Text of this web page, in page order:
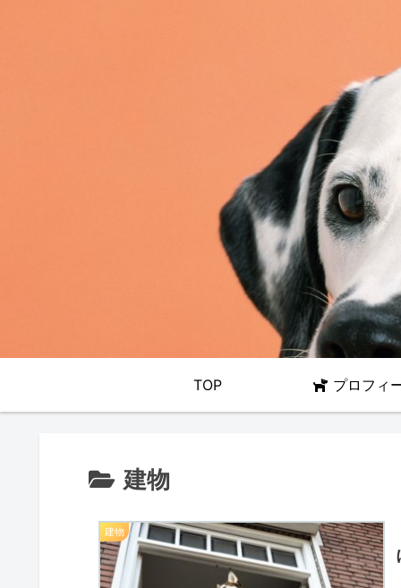
TOP プロフィ
建物
建物